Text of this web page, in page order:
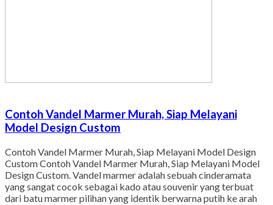
Contoh Vandel Marmer Murah, Siap Melayani
Model Design Custom
Contoh Vandel Marmer Murah, Siap Melayani Model Design
Custom Contoh Vandel Marmer Murah, Siap Melayani Model
Design Custom. Vandel marmer adalah sebuah cinderamata
yang sangat cocok sebagai kado atau souvenir yang terbuat
dari batu marmer pilihan yang identik berwarna putih ke arah